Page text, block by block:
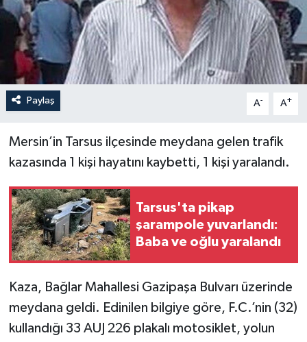
Paylaş A- A+
Mersin’in Tarsus ilçesinde meydana gelen trafik
kazasında 1 kişi hayatını kaybetti, 1 kişi yaralandı.
Tarsus'ta pikap
şarampole yuvarlandı:
Baba ve oğlu yaralandı
Kaza, Bağlar Mahallesi Gazipaşa Bulvarı üzerinde
meydana geldi. Edinilen bilgiye göre, F.C.’nin (32)
kullandığı 33 AUJ 226 plakalı motosiklet, yolun
Yaşam